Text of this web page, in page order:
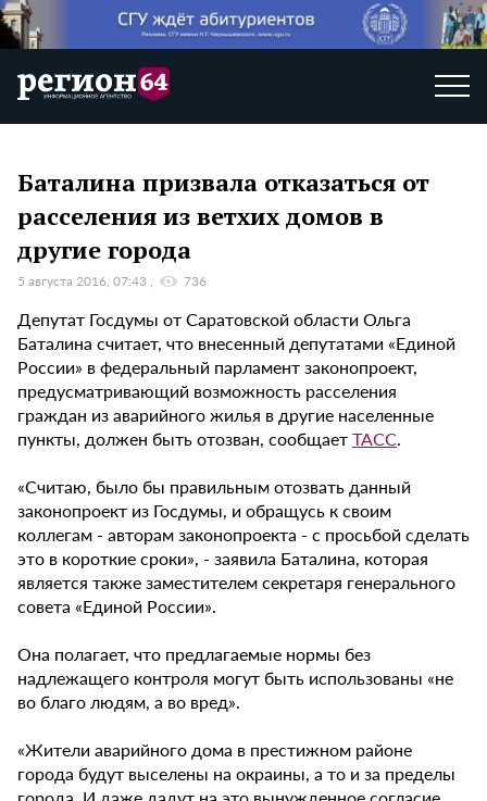
Баталина призвала отказаться от
расселения из ветхих домов в
другие города
5 августа 2016, 07:43 736
Депутат Госдумы от Саратовской области Ольга
Баталина считает, что внесенный депутатами «Единой
России» в федеральный парламент законопроект,
предусматривающий возможность расселения
граждан из аварийного жилья в другие населенные
пункты, должен быть отозван, сообщаетТАСС.
«Считаю, было бы правильным отозвать данный
законопроект из Госдумы, и обращусь к своим
коллегам - авторам законопроекта - с просьбой сделать
это в короткие сроки», - заявила Баталина, которая
является также заместителем секретаря генерального
совета «Единой России».
Она полагает, что предлагаемые нормы без
надлежащего контроля могут быть использованы «не
во благо людям, а во вред».
«Жители аварийного дома в престижном районе
города будут выселены на окраины, а то и за пределы